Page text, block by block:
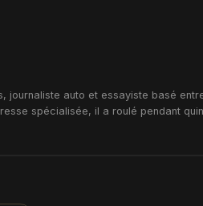
journaliste auto et essayiste basé
spécialisée, il a roulé pendant